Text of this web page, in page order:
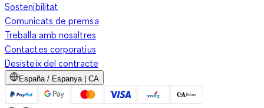
Sostenibilitat
Comunicats de premsa
Treballa amb nosaltres
Contactes corporatius
Desisteix del contracte
España / Espanya | CA